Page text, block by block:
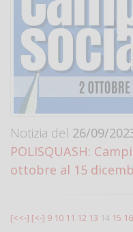
Notizia del 26/09/
POLISQUASH:
ottobre al 15
[<<-] [<-] 9 10 11 12 13 14 15 16